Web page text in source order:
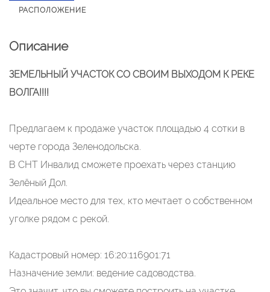
РАСПОЛОЖЕНИЕ
Описание
ЗЕМЕЛЬНЫЙ УЧАСТОК СО СВОИМ ВЫХОДОМ К РЕКЕ
ВОЛГА!!!!
Предлагаем к продаже участок площадью 4 сотки в
черте города Зеленодольска.
В СНТ Инвалид сможете проехать через станцию
Зелёный Дол.
Идеальное место для тех, кто мечтает о собственном
уголке рядом с рекой.
Кадастровый номер: 16:20:116901:71
Назначение земли: ведение садоводства.